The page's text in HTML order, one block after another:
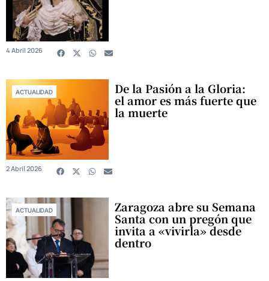
4 Abril 2026
ACTUALIDAD De la Pasión a la Gloria:
el amor es más fuerte que
la muerte
2 Abril 2026
ACTUALIDAD Zaragoza abre su Semana
Santa con un pregón que
invita a «vivirla» desde
dentro